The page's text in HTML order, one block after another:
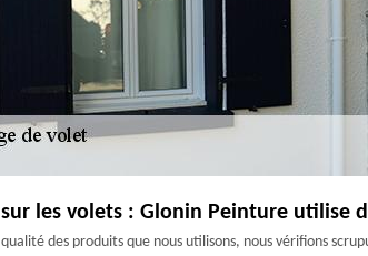
les volets : Glonin Peinture utilise
des produits que nous utilisons, nous vérifions